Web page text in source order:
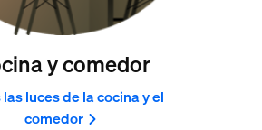
y comedor
luces de la cocina y el
comedor